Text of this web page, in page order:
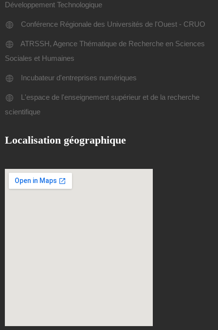
Développement Technologique
Conférence Régionale des Universités de l'Ouest - CRUO
ATRSSH, Agence Thématique de Recherche en Sciences
Sociales et Humaines
Incubateur d'entreprises numériques
L'espace de l'enseignement supérieur et de la recherche
scientifique
Localisation géographique